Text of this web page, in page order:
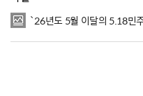
`26년도 5월 이달의 5.18민